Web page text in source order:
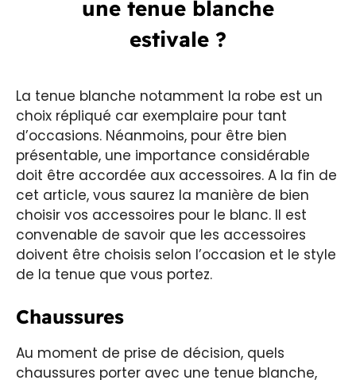
une tenue blanche
estivale ?
La tenue blanche notamment la robe est un
choix répliqué car exemplaire pour tant
d’occasions. Néanmoins, pour être bien
présentable, une importance considérable
doit être accordée aux accessoires. A la fin de
cet article, vous saurez la manière de bien
choisir vos accessoires pour le blanc. Il est
convenable de savoir que les accessoires
doivent être choisis selon l’occasion et le style
de la tenue que vous portez.
Chaussures
Au moment de prise de décision, quels
chaussures porter avec une tenue blanche,